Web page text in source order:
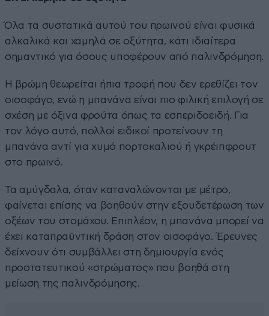
Όλα τα συστατικά αυτού του πρωινού είναι φυσικά
αλκαλικά και χαμηλά σε οξύτητα, κάτι ιδιαίτερα
σημαντικό για όσους υποφέρουν από παλινδρόμηση.
Η βρώμη θεωρείται ήπια τροφή που δεν ερεθίζει τον
οισοφάγο, ενώ η μπανάνα είναι πιο φιλική επιλογή σε
σχέση με όξινα φρούτα όπως τα εσπεριδοειδή. Για
τον λόγο αυτό, πολλοί ειδικοί προτείνουν τη
μπανάνα αντί για χυμό πορτοκαλιού ή γκρέιπφρουτ
στο πρωινό.
Τα αμύγδαλα, όταν καταναλώνονται με μέτρο,
φαίνεται επίσης να βοηθούν στην εξουδετέρωση των
οξέων του στομάχου. Επιπλέον, η μπανάνα μπορεί να
έχει καταπραϋντική δράση στον οισοφάγο. Έρευνες
δείχνουν ότι συμβάλλει στη δημιουργία ενός
προστατευτικού «στρώματος» που βοηθά στη
μείωση της παλινδρόμησης.